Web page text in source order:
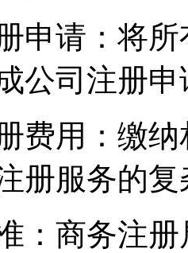
请：将所
公司注册申
用：缴纳
册服务的
商务注册